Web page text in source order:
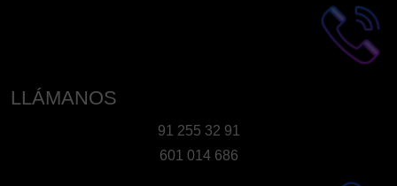
LLÁMANOS
91 255 32 91
601 014 686